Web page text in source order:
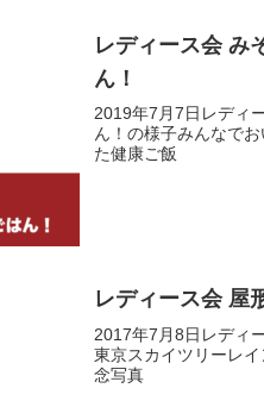
レディース会 み
ん！
2019年7月7日レディ
ん！の様子みんなで
た健康ご飯
レディース会 屋
2017年7月8日レディ
東京スカイツリーレ
念写真